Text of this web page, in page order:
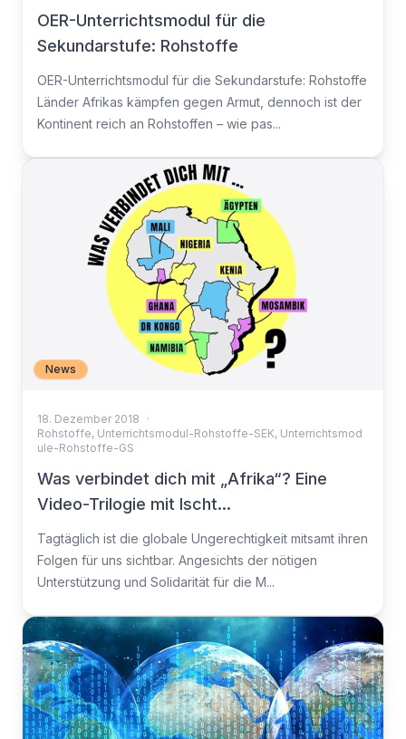
OER-Unterrichtsmodul für die
Sekundarstufe: Rohstoffe
OER-Unterrichtsmodul für die Sekundarstufe: Rohstoffe
Länder Afrikas kämpfen gegen Armut, dennoch ist der
Kontinent reich an Rohstoffen – wie pas...
News
18. Dezember 2018
·
Rohstoffe, Unterrichtsmodul-Rohstoffe-SEK, Unterrichtsmod
ule-Rohstoffe-GS
Was verbindet dich mit „Afrika“? Eine
Video-Trilogie mit Ischt...
Tagtäglich ist die globale Ungerechtigkeit mitsamt ihren
Folgen für uns sichtbar. Angesichts der nötigen
Unterstützung und Solidarität für die M...